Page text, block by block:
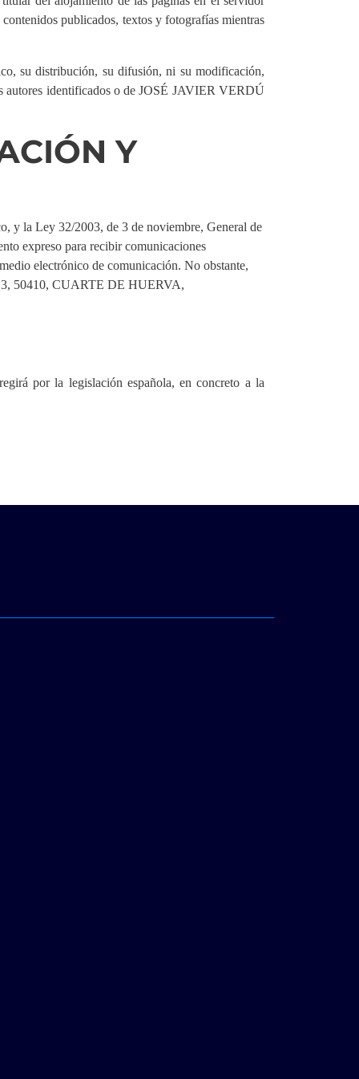
publicados, textos y fotografías mientras
su distribución, su difusión, ni su modificación,
autores identificados o de JOSÉ JAVIER VERDÚ
Y
y la Ley 32/2003, de 3 de noviembre, General de
expreso para recibir comunicaciones
electrónico de comunicación. No obstante,
3, 50410, CUARTE DE HUERVA,
por la legislación española, en concreto a la